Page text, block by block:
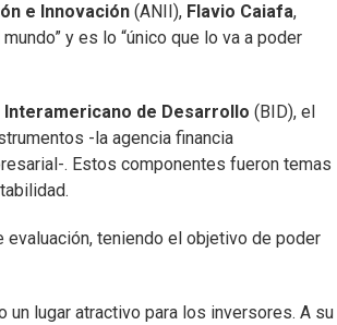
e Innovación (ANII), Flavio Caiafa,
y es lo “único que lo va a poder
Interamericano de Desarrollo (BID), el
-la agencia financia
. Estos componentes fueron temas
teniendo el objetivo de poder
un lugar atractivo para los inversores. A su